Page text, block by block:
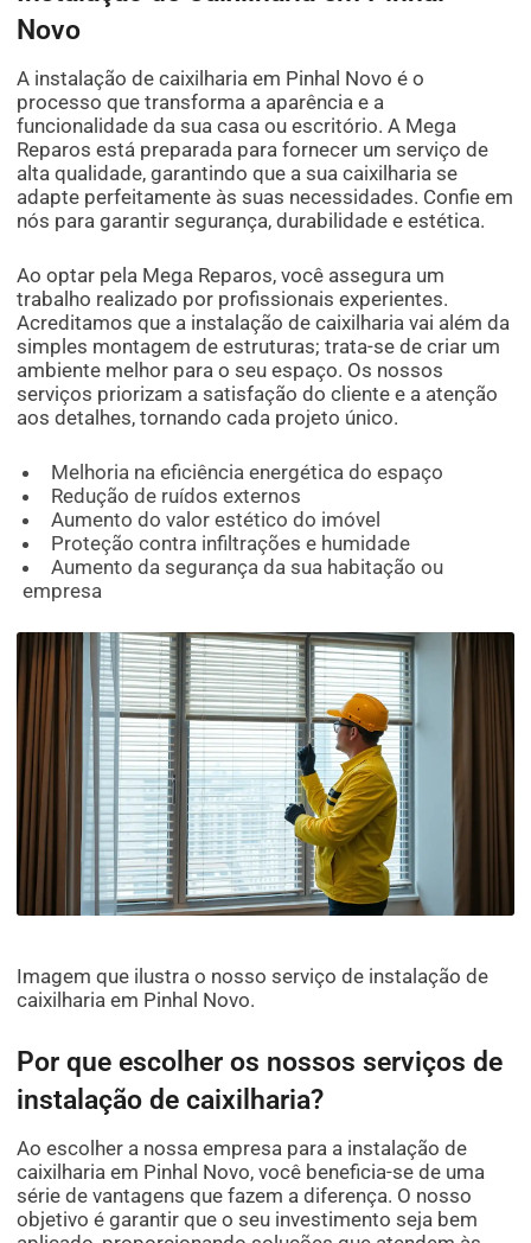
Novo
A instalação de caixilharia em Pinhal Novo é o
processo que transforma a aparência e a
funcionalidade da sua casa ou escritório. A Mega
Reparos está preparada para fornecer um serviço de
alta qualidade, garantindo que a sua caixilharia se
adapte perfeitamente às suas necessidades. Confie em
nós para garantir segurança, durabilidade e estética.
Ao optar pela Mega Reparos, você assegura um
trabalho realizado por profissionais experientes.
Acreditamos que a instalação de caixilharia vai além da
simples montagem de estruturas; trata-se de criar um
ambiente melhor para o seu espaço. Os nossos
serviços priorizam a satisfação do cliente e a atenção
aos detalhes, tornando cada projeto único.
Melhoria na eficiência energética do espaço
Redução de ruídos externos
Aumento do valor estético do imóvel
Proteção contra infiltrações e humidade
Aumento da segurança da sua habitação ou
empresa
Imagem que ilustra o nosso serviço de instalação de
caixilharia em Pinhal Novo.
Por que escolher os nossos serviços de
instalação de caixilharia?
Ao escolher a nossa empresa para a instalação de
caixilharia em Pinhal Novo, você beneficia-se de uma
série de vantagens que fazem a diferença. O nosso
objetivo é garantir que o seu investimento seja bem